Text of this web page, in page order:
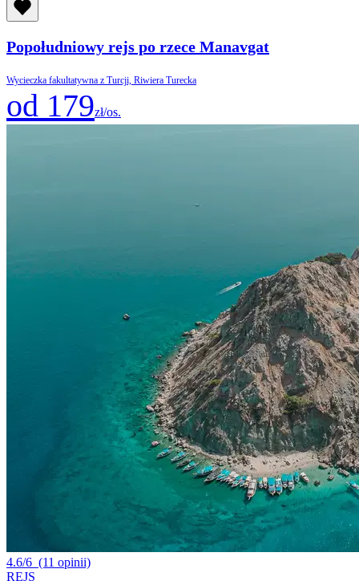
Popołudniowy rejs po rzece Manavgat
Wycieczka fakultatywna z Turcji, Riwiera Turecka
od 179zł/os.
4.6/6 (11 opinii)
REJS